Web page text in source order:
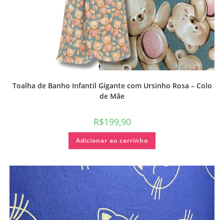
Toalha de Banho Infantil Gigante com Ursinho Rosa – Colo
de Mãe
R$199,90
Adicionar ao carrinho